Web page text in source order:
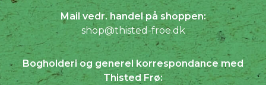
Mail vedr. handel på shoppen:
shop@thisted-froe.dk
Bogholderi og generel korrespondance med
Thisted Frø: